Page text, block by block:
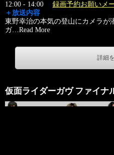
12:00 - 14:00 録画予約お願いメ
＋放送内容
東野幸治の本気の登山にカメラが
ガ…Read More
詳細
仮面ライダーガヴ ファイナ